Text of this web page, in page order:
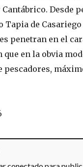
Desde
Tapia de
penetran en el
que en la obvia
pescadores,